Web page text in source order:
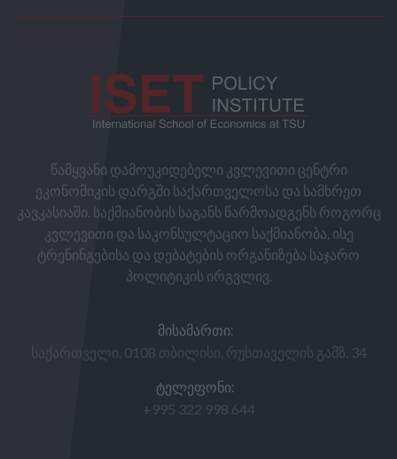
წამყვანი დამოუკიდებელი კვლევითი ცენტრი
ეკონომიკის დარგში საქართველოსა და სამხრეთ
კავკასიაში. საქმიანობის საგანს წარმოადგენს როგორც
კვლევითი და საკონსულტაციო საქმიანობა, ისე
ტრენინგებისა და დებატების ორგანიზება საჯარო
პოლიტიკის ირგვლივ.
ᲛᲘᲡᲐᲛᲐᲠᲗᲘ:
საქართველი, 0108 თბილისი, რუსთაველის გამზ. 34
ᲢᲔᲚᲔᲤᲝᲜᲘ:
+995 322 998 644